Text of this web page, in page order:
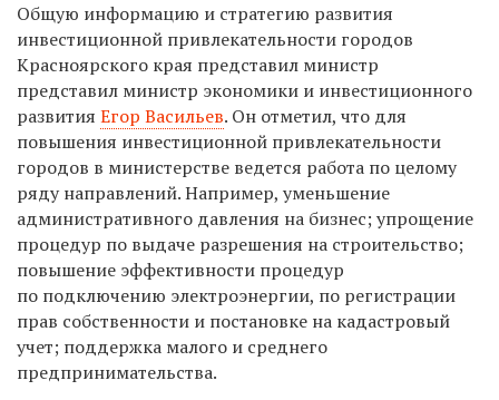
Общую информацию и стратегию развития
инвестиционной привлекательности городов
Красноярского края представил министр
представил министр экономики и инвестиционного
развития Егор Васильев. Он отметил, что для
повышения инвестиционной привлекательности
городов в министерстве ведется работа по целому
ряду направлений. Например, уменьшение
административного давления на бизнес; упрощение
процедур по выдаче разрешения на строительство;
повышение эффективности процедур
по подключению электроэнергии, по регистрации
прав собственности и постановке на кадастровый
учет; поддержка малого и среднего
предпринимательства.